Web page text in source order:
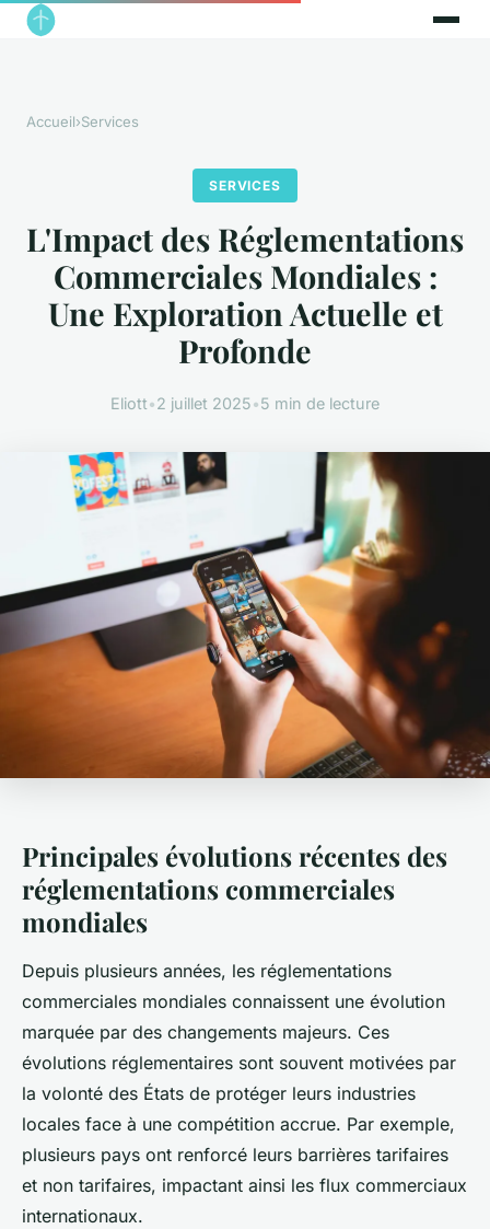
Accueil›Services
SERVICES
L'Impact des Réglementations
Commerciales Mondiales :
Une Exploration Actuelle et
Profonde
Eliott•2 juillet 2025•5 min de lecture
Principales évolutions récentes des
réglementations commerciales
mondiales
Depuis plusieurs années, les réglementations
commerciales mondiales connaissent une évolution
marquée par des changements majeurs. Ces
évolutions réglementaires sont souvent motivées par
la volonté des États de protéger leurs industries
locales face à une compétition accrue. Par exemple,
plusieurs pays ont renforcé leurs barrières tarifaires
et non tarifaires, impactant ainsi les flux commerciaux
internationaux.